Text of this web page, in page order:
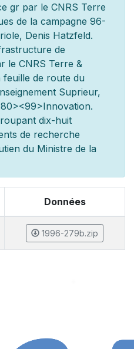
gr par le CNRS Terre
de la campagne 96-
Denis Hatzfeld.
de
le CNRS Terre &
de route du
Suprieur,
dix-huit
de recherche
du Ministre de la
Données
1996-279b.zip